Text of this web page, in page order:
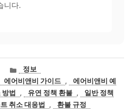
니다.
카
테
고
리
정보
에어비앤비 가이드 ,
에어비앤비 예
법 , 유연 정책 환불 ,
일반 정책
취소 대응법 ,
환불 규정